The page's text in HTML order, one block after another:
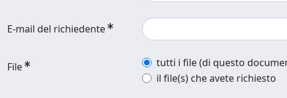
E-mail del richiedente
File
tutti i file (di questo
il file(s) che avete richiesto